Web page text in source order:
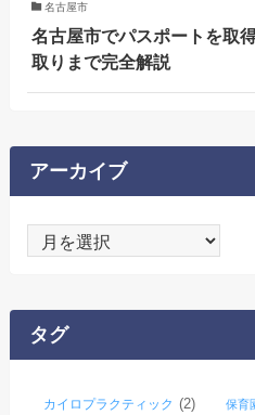
名古屋市
名古屋市でパスポートを取
取りまで完全解説
アーカイブ
ブ
タグ
カイロプラクティック (2) 保育